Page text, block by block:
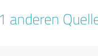
anderen